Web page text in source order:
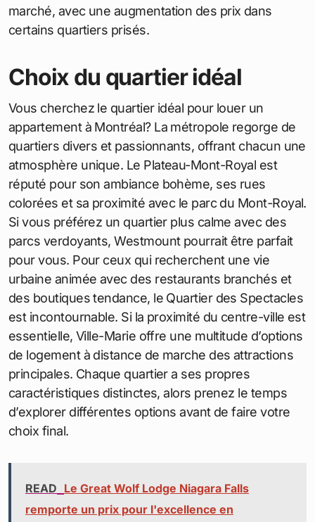
marché, avec une augmentation des prix dans
certains quartiers prisés.
Choix du quartier idéal
Vous cherchez le quartier idéal pour louer un
appartement à Montréal? La métropole regorge de
quartiers divers et passionnants, offrant chacun une
atmosphère unique. Le Plateau-Mont-Royal est
réputé pour son ambiance bohème, ses rues
colorées et sa proximité avec le parc du Mont-Royal.
Si vous préférez un quartier plus calme avec des
parcs verdoyants, Westmount pourrait être parfait
pour vous. Pour ceux qui recherchent une vie
urbaine animée avec des restaurants branchés et
des boutiques tendance, le Quartier des Spectacles
est incontournable. Si la proximité du centre-ville est
essentielle, Ville-Marie offre une multitude d’options
de logement à distance de marche des attractions
principales. Chaque quartier a ses propres
caractéristiques distinctes, alors prenez le temps
d’explorer différentes options avant de faire votre
choix final.
READ Le Great Wolf Lodge Niagara Falls
remporte un prix pour l'excellence en